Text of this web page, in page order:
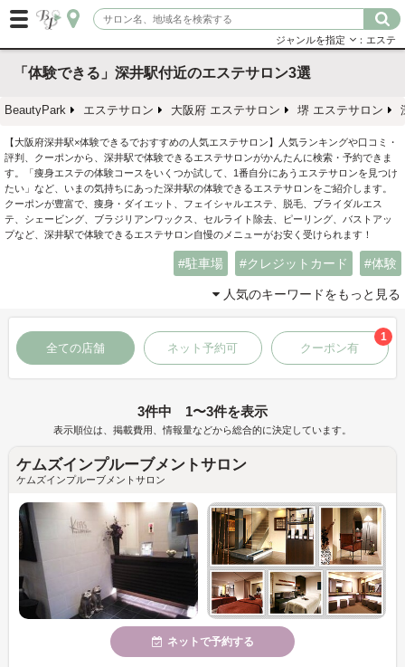
ジャンルを指定 ：エステ
「体験できる」深井駅付近のエステサロン3選
BeautyPark エステサロン 大阪府 エステサロン 堺 エステサロン
【大阪府深井駅×体験できるでおすすめの人気エステサロン】人気ランキングや口コミ・
評判、クーポンから、深井駅で体験できるエステサロンがかんたんに検索・予約できま
す。「痩身エステの体験コースをいくつか試して、1番自分にあうエステサロンを見つけ
たい」など、いまの気持ちにあった深井駅の体験できるエステサロンをご紹介します。
クーポンが豊富で、痩身・ダイエット、フェイシャルエステ、脱毛、ブライダルエス
テ、シェービング、ブラジリアンワックス、セルライト除去、ピーリング、バストアッ
プなど、深井駅で体験できるエステサロン自慢のメニューがお安く受けられます！
駐車場 クレジットカード 体験
人気のキーワードをもっと見る
全ての店舗 ネット予約可 クーポン有
1
3件中 1〜3件を表示
表示順位は、掲載費用、情報量などから総合的に決定しています。
ケムズインプルーブメントサロン
ケムズインプルーブメントサロン
ネットで予約する